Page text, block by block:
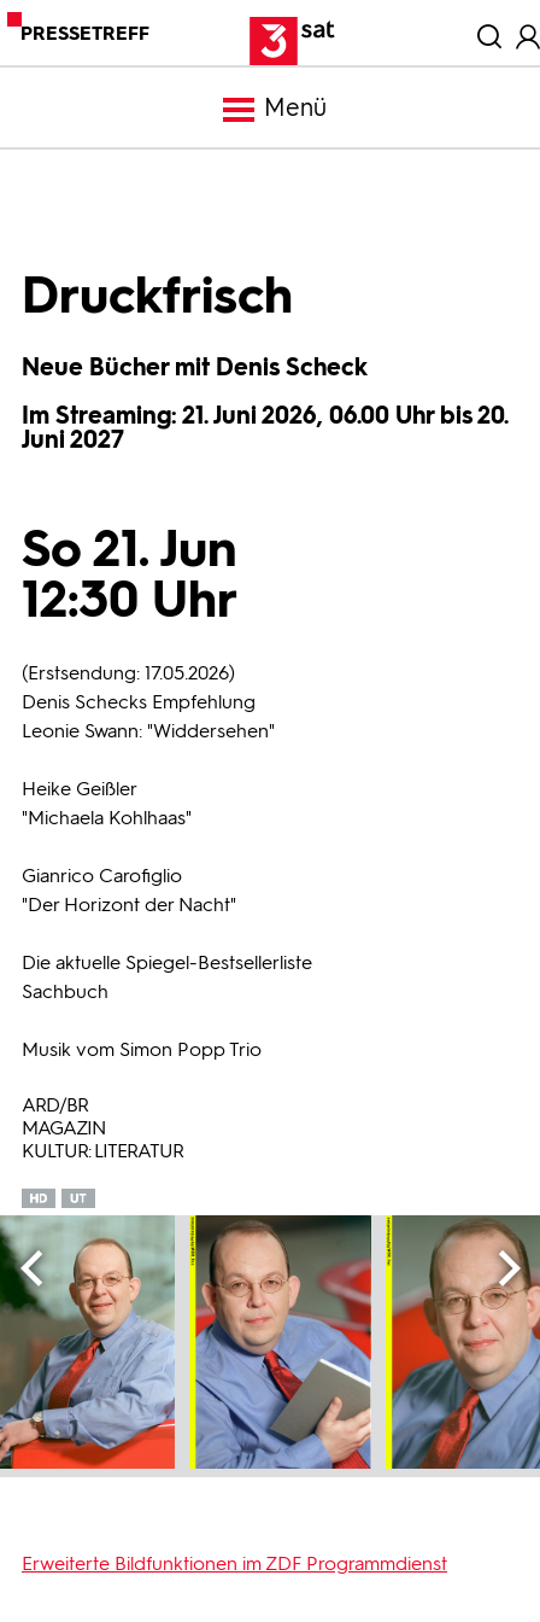
PRESSETREFF
Menü
Trailer
Programmwochen
Druckfrisch
Neue Bücher mit Denis Scheck
Im Streaming: 21. Juni 2026, 06.00 Uhr bis 20.
Juni 2027
So 21. Jun
12:30 Uhr
(Erstsendung: 17.05.2026)
Denis Schecks Empfehlung
Leonie Swann: "Widdersehen"
Heike Geißler
"Michaela Kohlhaas"
Gianrico Carofiglio
"Der Horizont der Nacht"
Die aktuelle Spiegel-Bestsellerliste
Sachbuch
Musik vom Simon Popp Trio
ARD/BR
MAGAZIN
KULTUR: LITERATUR
Erweiterte Bildfunktionen im ZDF Programmdienst